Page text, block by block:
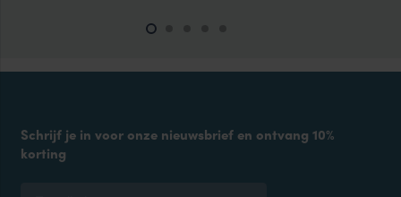
Schrijf je in voor onze nieuwsbrief en ontvang 10%
korting